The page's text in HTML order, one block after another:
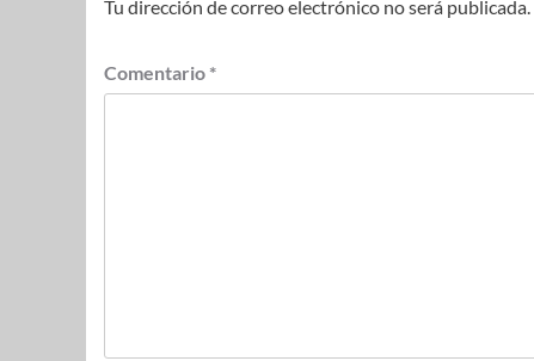
Tu dirección de correo electrónico no será publicada.
Comentario *